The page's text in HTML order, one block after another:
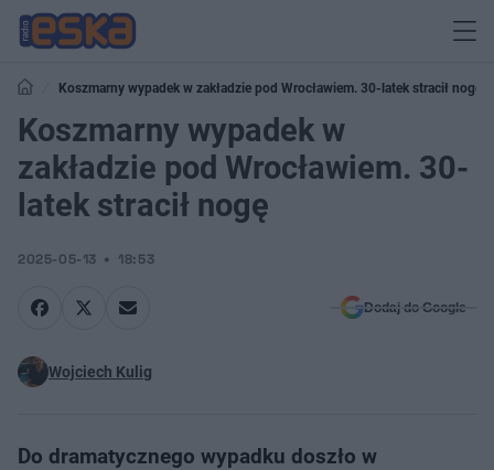
Koszmarny wypadek w zakładzie pod Wrocławiem. 30-latek stracił nogę
Koszmarny wypadek w
zakładzie pod Wrocławiem. 30-
latek stracił nogę
2025-05-13 18:53
Dodaj do Google
Wojciech Kulig
Do dramatycznego wypadku doszło w